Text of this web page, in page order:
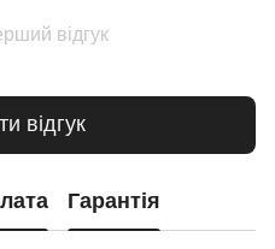
відгук
відгук
Гарантія